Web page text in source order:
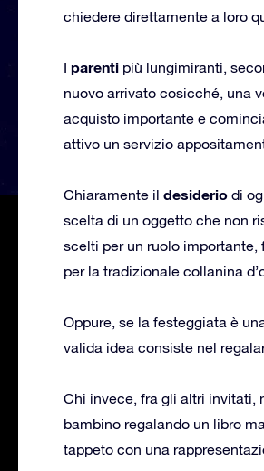
chiedere direttamente a loro
I parenti più lungimiranti,
nuovo arrivato cosicché, una
acquisto importante e
attivo un servizio
Chiaramente il desiderio di
scelta di un oggetto che non
scelti per un ruolo
per la tradizionale collanina
Oppure, se la festeggiata è
valida idea consiste nel
Chi invece, fra gli altri invitati,
bambino regalando un libro
tappeto con una